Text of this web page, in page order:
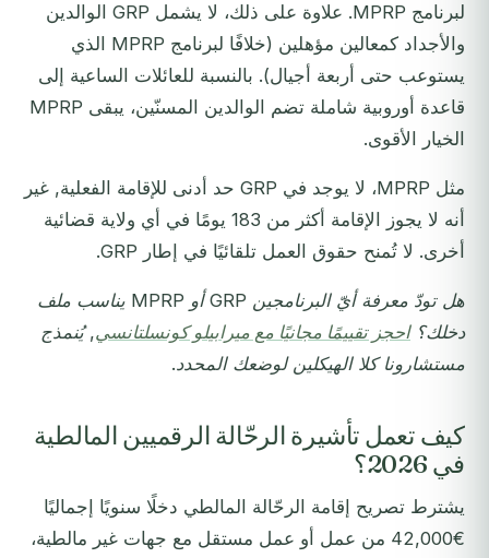
لبرنامج MPRP. علاوة على ذلك، لا يشمل GRP الوالدين
والأجداد كمعالين مؤهلين (خلافًا لبرنامج MPRP الذي
يستوعب حتى أربعة أجيال). بالنسبة للعائلات الساعية إلى
قاعدة أوروبية شاملة تضم الوالدين المسنّين، يبقى MPRP
الخيار الأقوى.
مثل MPRP، لا يوجد في GRP حد أدنى للإقامة الفعلية, غير
أنه لا يجوز الإقامة أكثر من 183 يومًا في أي ولاية قضائية
أخرى. لا تُمنح حقوق العمل تلقائيًا في إطار GRP.
هل تودّ معرفة أيّ البرنامجين GRP أو MPRP يناسب ملف
دخلك؟احجز تقييمًا مجانيًا مع ميرابيلو كونسلتانسي, يُنمذج
مستشارونا كلا الهيكلين لوضعك المحدد.
كيف تعمل تأشيرة الرحّالة الرقميين المالطية
في 2026؟
يشترط تصريح إقامة الرحّالة المالطي دخلًا سنويًا إجماليًا
€42,000 من عمل أو عمل مستقل مع جهات غير مالطية،